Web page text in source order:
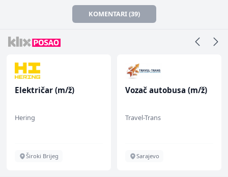
KOMENTARI (39)
Električar (m/ž)
Hering
Široki Brijeg
Vozač autobusa (m/ž)
Travel-Trans
Sarajevo